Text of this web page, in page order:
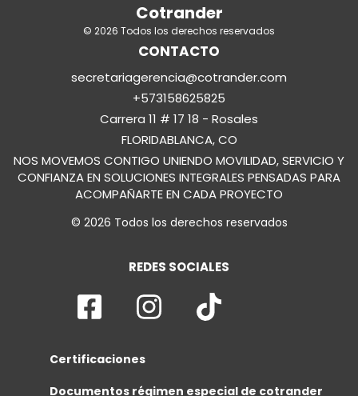
Cotrander
© 2026 Todos los derechos reservados
CONTACTO
secretariagerencia@cotrander.com
+573158625825
Carrera 11 # 17 18 - Rosales
FLORIDABLANCA, CO
NOS MOVEMOS CONTIGO UNIENDO MOVILIDAD, SERVICIO Y
CONFIANZA EN SOLUCIONES INTEGRALES PENSADAS PARA
ACOMPAÑARTE EN CADA PROYECTO
© 2026 Todos los derechos reservados
REDES SOCIALES
Certificaciones
Documentos régimen especial de cotrander